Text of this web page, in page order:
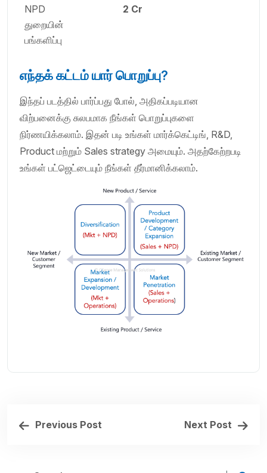
NPD
துறையின்
பங்களிப்பு
2 Cr
எந்தக் கட்டம் யார் பொறுப்பு?
இந்தப் படத்தில் பார்ப்பது போல், அதிகப்படியான
விற்பனைக்கு சுலபமாக நீங்கள் பொறுப்புகளை
நிர்ணயிக்கலாம். இதன் படி உங்கள் மார்க்கெட்டிங், R&D,
Product மற்றும் Sales strategy அமையும். அதற்கேற்றபடி
உங்கள் பட்ஜெட்டையும் நீங்கள் தீர்மானிக்கலாம்.
Previous Post Next Post